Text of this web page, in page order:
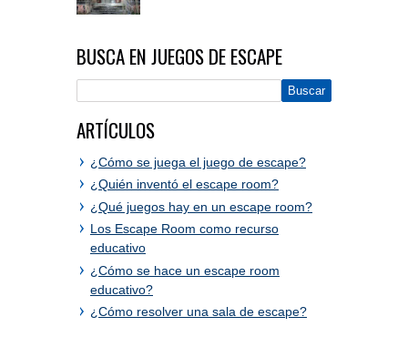
BUSCA EN JUEGOS DE ESCAPE
ARTÍCULOS
¿Cómo se juega el juego de escape?
¿Quién inventó el escape room?
¿Qué juegos hay en un escape room?
Los Escape Room como recurso
educativo
¿Cómo se hace un escape room
educativo?
¿Cómo resolver una sala de escape?